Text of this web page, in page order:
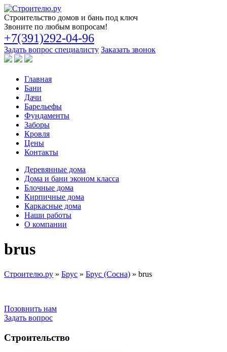
Строительство домов и бань под ключ
Звоните по любым вопросам!
+7(391)292-04-96
Задать вопрос специалисту Заказать звонок
Главная
Бани
Дачи
Барельефы
Фундаменты
Заборы
Кровля
Цены
Контакты
Деревянные дома
Дома и бани эконом класса
Блочные дома
Кирпичные дома
Каркасные дома
Наши работы
О компании
brus
Строителю.ру » Брус » Брус (Сосна) » brus
Позовнить нам
Задать вопрос
Строительство